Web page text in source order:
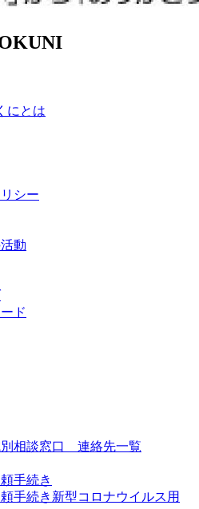
にとは
シー
動
ド
相談窓口 連絡先一覧
手続き
手続き新型コロナウイルス用